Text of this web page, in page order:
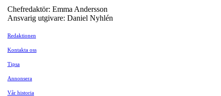
Chefredaktör: Emma Andersson
Ansvarig utgivare: Daniel Nyhlén
Redaktionen
Kontakta oss
Tipsa
Annonsera
Vår historia